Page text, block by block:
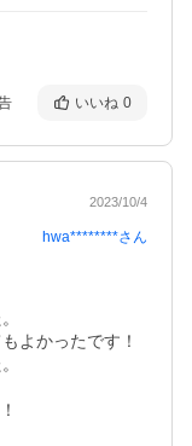
いいね 0
2023/10/4
hwa********さん
よかったです！